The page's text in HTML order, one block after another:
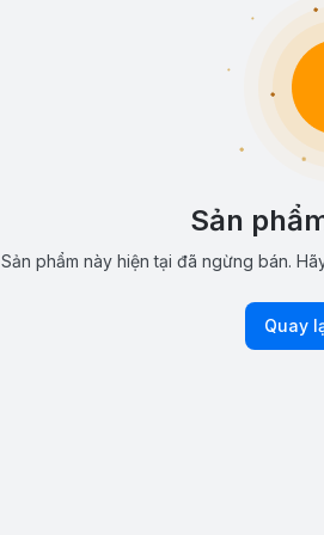
Sản
Sản phẩm này hiện tại đã ngừng bán.
Quay